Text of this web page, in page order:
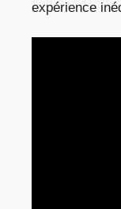
expérience